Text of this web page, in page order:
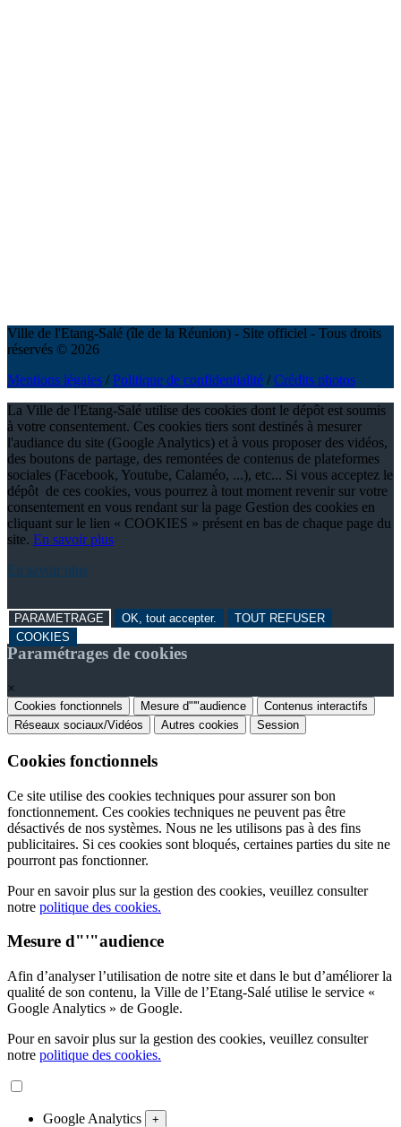
Ville de l'Etang-Salé (île de la Réunion) - Site officiel - Tous droits
réservés © 2026
Mentions légales /Politique de confidentialité /Crédits photos
La Ville de l'Etang-Salé utilise des cookies dont le dépôt est soumis
à votre consentement. Ces cookies tiers sont destinés à mesurer
l'audiance du site (Google Analytics) et à vous proposer des vidéos,
des boutons de partage, des remontées de contenus de plateformes
sociales (Facebook, Youtube, Calaméo, ...), etc... Si vous acceptez le
dépôt de ces cookies, vous pourrez à tout moment revenir sur votre
consentement en vous rendant sur la page Gestion des cookies en
cliquant sur le lien « COOKIES » présent en bas de chaque page du
site. En savoir plus
En savoir plus
PARAMETRAGE OK, tout accepter.
TOUT REFUSER
COOKIES
Paramétrages de cookies
×
Cookies fonctionnels Mesure d"'"audience
Contenus interactifs
Réseaux sociaux/Vidéos
Autres cookies Session
Cookies fonctionnels
Ce site utilise des cookies techniques pour assurer son bon
fonctionnement. Ces cookies techniques ne peuvent pas être
désactivés de nos systèmes. Nous ne les utilisons pas à des fins
publicitaires. Si ces cookies sont bloqués, certaines parties du site ne
pourront pas fonctionner.
Pour en savoir plus sur la gestion des cookies, veuillez consulter
notre politique des cookies.
Mesure d"'"audience
Afin d’analyser l’utilisation de notre site et dans le but d’améliorer la
qualité de son contenu, la Ville de l’Etang-Salé utilise le service «
Google Analytics » de Google.
Pour en savoir plus sur la gestion des cookies, veuillez consulter
notre politique des cookies.
Google Analytics +